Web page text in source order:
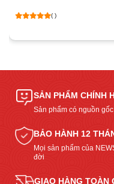
( )
SẢN PHẨM CHÍNH
Sản phẩm có nguồn
BẢO HÀNH 12
Mọi sản phẩm của
đời
GIAO HÀNG TOÀN